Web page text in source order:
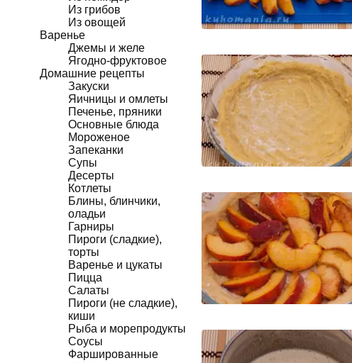
Из грибов
Из овощей
Варенье
Джемы и желе
Ягодно-фруктовое
Домашние рецепты
Закуски
Яичницы и омлеты
Печенье, пряники
Основные блюда
Мороженое
Запеканки
Супы
Десерты
Котлеты
Блины, блинчики,
оладьи
Гарниры
Пироги (сладкие),
торты
Варенье и цукаты
Пицца
Салаты
Пироги (не сладкие),
киши
Рыба и морепродукты
Соусы
Фаршированные